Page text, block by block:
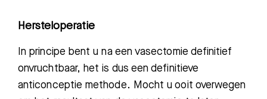
Hersteloperatie
In principe bent u na een vasectomie definitief
onvruchtbaar, het is dus een definitieve
anticonceptie methode. Mocht u ooit overwegen